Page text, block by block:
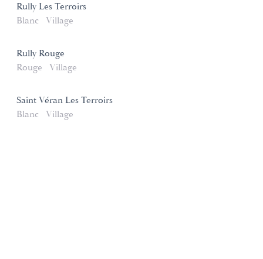
Rully Les Terroirs
Blanc
Village
Rully Rouge
Rouge
Village
Saint Véran Les Terroirs
Blanc
Village